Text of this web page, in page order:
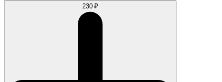
230 ₽